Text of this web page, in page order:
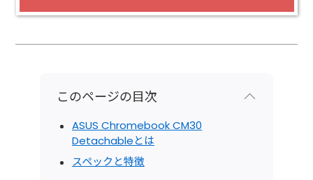
このページの目次
ASUS Chromebook CM30
Detachableとは
スペックと特徴